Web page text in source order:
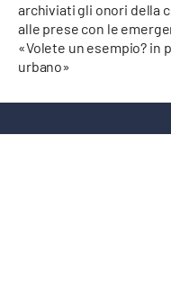
LACITYMAG.IT
ILREGGINO.IT
archiviati gli onori della
alle prese con le
«Volete un esempio? in
urbano»